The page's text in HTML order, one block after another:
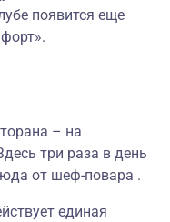
появится еще
– на
три раза в день
от шеф-повара .
единая